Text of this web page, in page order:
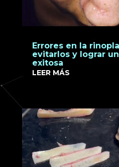
Errores en la
evitarlos y lograr
exitosa
LEER MÁS